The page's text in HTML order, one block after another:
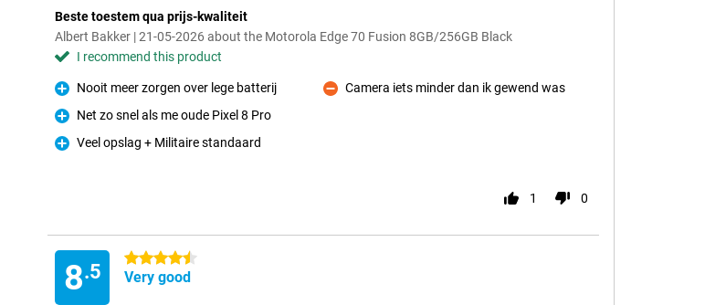
Beste toestem qua prijs-kwaliteit
Albert Bakker | 21-05-2026 about the Motorola Edge 70 Fusion 8GB/256GB Black
I recommend this product
Pro
Nooit meer zorgen over lege batterij
Pro
Net zo snel als me oude Pixel 8 Pro
Pro
Veel opslag + Militaire standaard
Con
Camera iets minder dan ik gewend was
1 0
8.5
4.5 stars
Very good